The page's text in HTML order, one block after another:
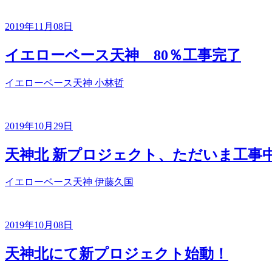
2019年11月08日
イエローベース天神 80％工事完了
イエローベース天神 小林哲
2019年10月29日
天神北 新プロジェクト、ただいま工事
イエローベース天神 伊藤久国
2019年10月08日
天神北にて新プロジェクト始動！